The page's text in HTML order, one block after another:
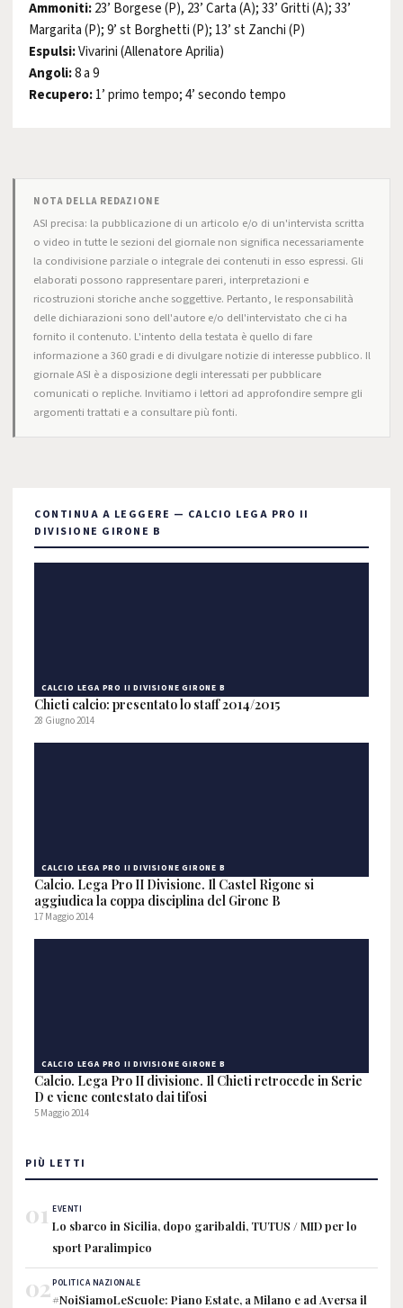
Ammoniti:23’ Borgese (P), 23’ Carta (A); 33’ Gritti (A); 33’
Margarita (P); 9’ st Borghetti (P); 13’ st Zanchi (P)
Espulsi:Vivarini (Allenatore Aprilia)
Angoli:8 a 9
Recupero:1’ primo tempo; 4’ secondo tempo
NOTA DELLA REDAZIONE
ASI precisa: la pubblicazione di un articolo e/o di un'intervista scritta
o video in tutte le sezioni del giornale non significa necessariamente
la condivisione parziale o integrale dei contenuti in esso espressi. Gli
elaborati possono rappresentare pareri, interpretazioni e
ricostruzioni storiche anche soggettive. Pertanto, le responsabilità
delle dichiarazioni sono dell'autore e/o dell'intervistato che ci ha
fornito il contenuto. L'intento della testata è quello di fare
informazione a 360 gradi e di divulgare notizie di interesse pubblico. Il
giornale ASI è a disposizione degli interessati per pubblicare
comunicati o repliche. Invitiamo i lettori ad approfondire sempre gli
argomenti trattati e a consultare più fonti.
CONTINUA A LEGGERE — CALCIO LEGA PRO II
DIVISIONE GIRONE B
CALCIO LEGA PRO II DIVISIONE GIRONE B
Chieti calcio: presentato lo staff 2014/2015
28 Giugno 2014
CALCIO LEGA PRO II DIVISIONE GIRONE B
Calcio. Lega Pro II Divisione. Il Castel Rigone si
aggiudica la coppa disciplina del Girone B
17 Maggio 2014
CALCIO LEGA PRO II DIVISIONE GIRONE B
Calcio. Lega Pro II divisione. Il Chieti retrocede in Serie
D e viene contestato dai tifosi
5 Maggio 2014
PIÙ LETTI
01 EVENTI
Lo sbarco in Sicilia, dopo garibaldi, TUTUS / MID per lo
sport Paralimpico
02POLITICA NAZIONALE
#NoiSiamoLeScuole: Piano Estate, a Milano e ad Aversa il